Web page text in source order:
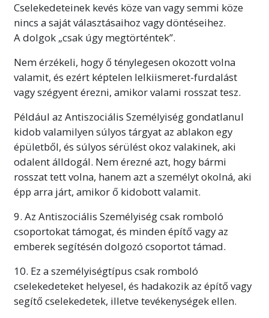
Cselekedeteinek kevés köze van vagy semmi köze
nincs a saját választásaihoz vagy döntéseihez.
A dolgok „csak úgy megtörténtek”.
Nem érzékeli, hogy ő ténylegesen okozott volna
valamit, és ezért képtelen lelkiismeret-furdalást
vagy szégyent érezni, amikor valami rosszat tesz.
Például az Antiszociális Személyiség gondatlanul
kidob valamilyen súlyos tárgyat az ablakon egy
épületből, és súlyos sérülést okoz valakinek, aki
odalent álldogál. Nem érezné azt, hogy bármi
rosszat tett volna, hanem azt a személyt okolná, aki
épp arra járt, amikor ő kidobott valamit.
9. Az Antiszociális Személyiség csak romboló
csoportokat támogat, és minden építővagy az
emberek segítésén dolgozó csoportot támad.
10. Ez a személyiségtípus csak romboló
cselekedeteket helyesel, és hadakozik az építő vagy
segítő cselekedetek, illetve tevékenységek ellen.